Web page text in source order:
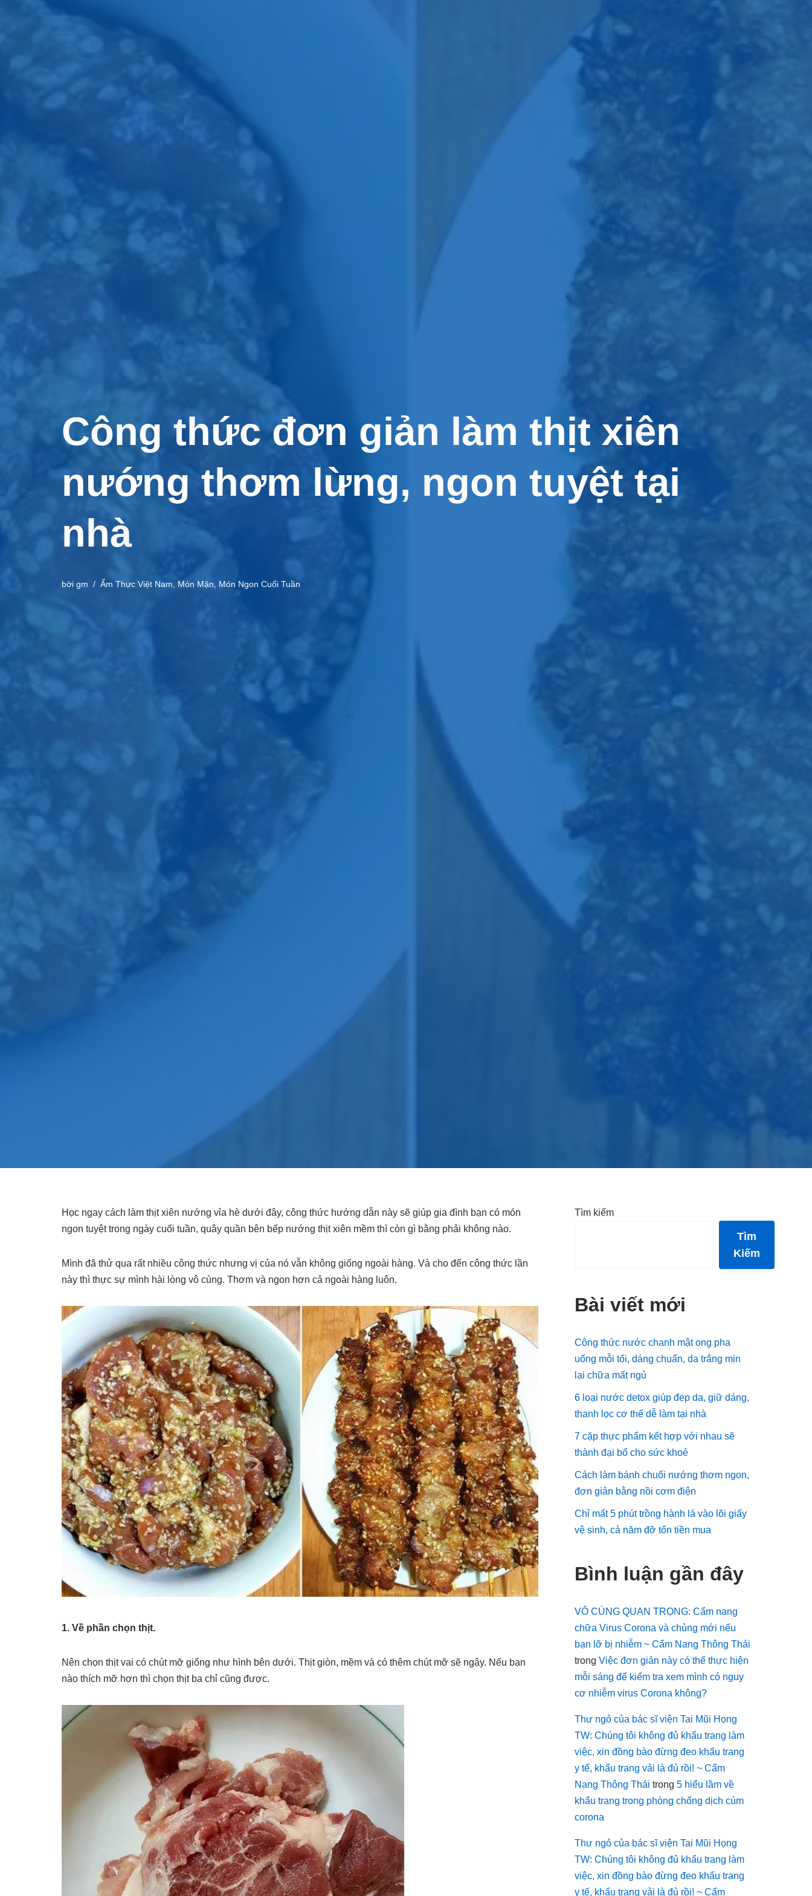
Công thức đơn giản làm thịt xiên
nướng thơm lừng, ngon tuyệt tại
nhà
bởi gm Ẩm Thực Việt Nam, Món Mặn, Món Ngon Cuối Tuần
Học ngay cách làm thịt xiên nướng vỉa hè dưới đây, công thức hướng dẫn này sẽ giúp gia đình bạn có món
ngon tuyệt trong ngày cuối tuần, quây quần bên bếp nướng thịt xiên mềm thì còn gì bằng phải không nào.
Mình đã thử qua rất nhiều công thức nhưng vị của nó vẫn không giống ngoài hàng. Và cho đến công thức lần
này thì thực sự mình hài lòng vô cùng. Thơm và ngon hơn cả ngoài hàng luôn.
1. Về phần chọn thịt.
Nên chọn thịt vai có chút mỡ giống như hình bên dưới. Thịt giòn, mềm và có thêm chút mỡ sẽ ngậy. Nếu bạn
nào thích mỡ hơn thì chọn thịt ba chỉ cũng được.
Tìm kiếm
Tìm
Kiếm
Bài viết mới
Công thức nước chanh mật ong pha
uống mỗi tối, dáng chuẩn, da trắng mịn
lại chữa mất ngủ
6 loại nước detox giúp đẹp da, giữ dáng,
thanh lọc cơ thể dễ làm tại nhà
7 cặp thực phẩm kết hợp với nhau sẽ
thành đại bổ cho sức khoẻ
Cách làm bánh chuối nướng thơm ngon,
đơn giản bằng nồi cơm điện
Chỉ mất 5 phút trồng hành lá vào lõi giấy
vệ sinh, cả năm đỡ tốn tiền mua
Bình luận gần đây
VÔ CÙNG QUAN TRỌNG: Cẩm nang
chữa Virus Corona và chủng mới nếu
bạn lỡ bị nhiễm ~ Cẩm Nang Thông Thái
trong Việc đơn giản này có thể thực hiện
mỗi sáng để kiểm tra xem mình có nguy
cơ nhiễm virus Corona không?
Thư ngỏ của bác sĩ viện Tai Mũi Họng
TW: Chúng tôi không đủ khẩu trang làm
việc, xin đồng bào đừng đeo khẩu trang
y tế, khẩu trang vải là đủ rồi! ~ Cẩm
Nang Thông Thái trong 5 hiểu lầm về
khẩu trang trong phòng chống dịch cúm
corona
Thư ngỏ của bác sĩ viện Tai Mũi Họng
TW: Chúng tôi không đủ khẩu trang làm
việc, xin đồng bào đừng đeo khẩu trang
y tế, khẩu trang vải là đủ rồi! ~ Cẩm